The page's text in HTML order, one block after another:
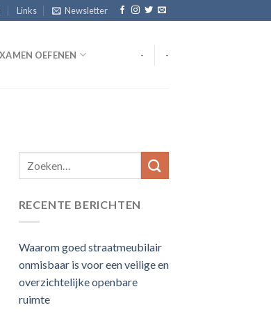
Links Newsletter
OEFENEN - -
RECENTE BERICHTEN
Waarom goed straatmeubilair
onmisbaar is voor een veilige en
overzichtelijke openbare
ruimte